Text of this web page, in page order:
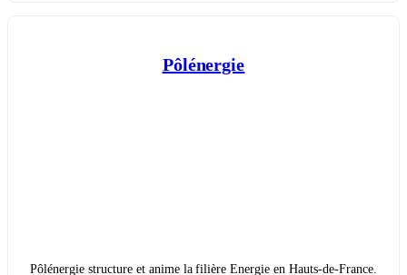
Pôlénergie
Pôlénergie structure et anime la filière Energie en Hauts-de-France.